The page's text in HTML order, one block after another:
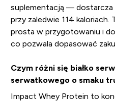
suplementacją — dostarcza
przy zaledwie 114 kaloriach.
prosta w przygotowaniu i
co pozwala dopasować
Czym różni się białko
serwatkowego o smaku
Impact Whey Protein to